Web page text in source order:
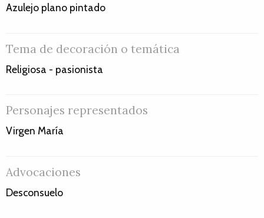
Azulejo plano pintado
Tema de decoración o temática
Religiosa - pasionista
Personajes representados
Virgen María
Advocaciones
Desconsuelo